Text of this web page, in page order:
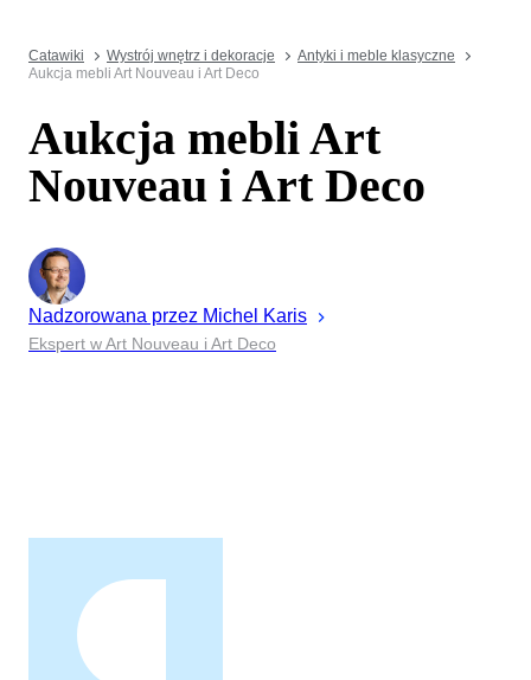
Catawiki Wystrój wnętrz i dekoracje
Antyki i meble klasyczne
Aukcja mebli Art Nouveau i Art Deco
Aukcja mebli Art
Nouveau i Art Deco
Nadzorowana przez Michel Karis
Ekspert w Art Nouveau i Art Deco